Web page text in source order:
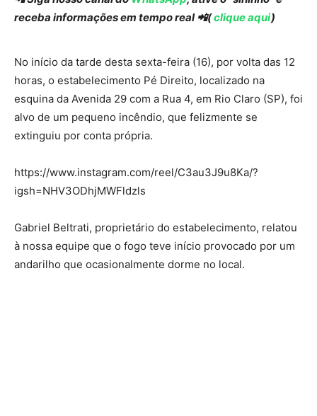
receba informações em tempo real 📲(clique aqui)
No início da tarde desta sexta-feira (16), por volta das 12
horas, o estabelecimento Pé Direito, localizado na
esquina da Avenida 29 com a Rua 4, em Rio Claro (SP), foi
alvo de um pequeno incêndio, que felizmente se
extinguiu por conta própria.
https://www.instagram.com/reel/C3au3J9u8Ka/?
igsh=NHV3ODhjMWFldzls
Gabriel Beltrati, proprietário do estabelecimento, relatou
à nossa equipe que o fogo teve início provocado por um
andarilho que ocasionalmente dorme no local.